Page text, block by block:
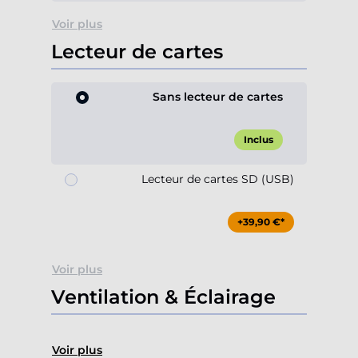
Voir plus
Lecteur de cartes
Sans lecteur de cartes
Inclus
Lecteur de cartes SD (USB)
+39,90 €*
Voir plus
Ventilation & Éclairage
Voir plus